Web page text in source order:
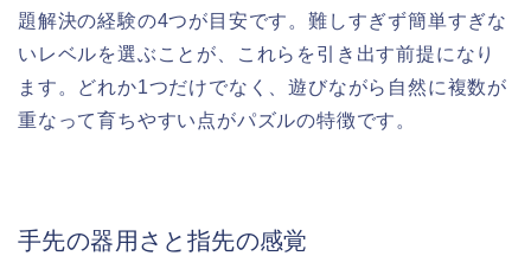
題解決の経験の4つが目安です。難しすぎず簡単すぎな
いレベルを選ぶことが、これらを引き出す前提になり
ます。どれか1つだけでなく、遊びながら自然に複数が
重なって育ちやすい点がパズルの特徴です。
手先の器用さと指先の感覚